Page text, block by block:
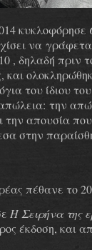
κυκλοφόρησε
να
, δηλαδή πριν
και
του ίδιου
την
απουσία
στην
πέθανε το
Η Σειρήνα της
έκδοση, και